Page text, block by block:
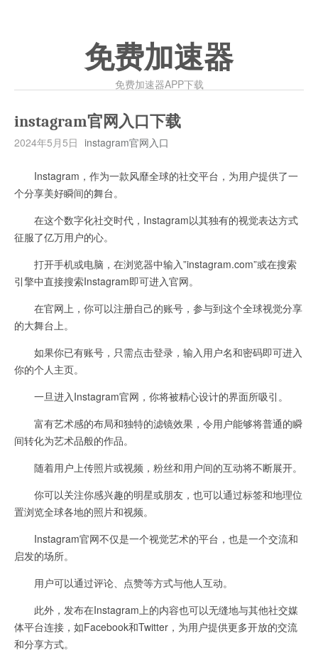
免费加速器
免费加速器APP下载
instagram官网入口下载
2024年5月5日 instagram官网入口
Instagram，作为一款风靡全球的社交平台，为用户提供了一
个分享美好瞬间的舞台。
在这个数字化社交时代，Instagram以其独有的视觉表达方式
征服了亿万用户的心。
打开手机或电脑，在浏览器中输入”instagram.com”或在搜索
引擎中直接搜索Instagram即可进入官网。
在官网上，你可以注册自己的账号，参与到这个全球视觉分享
的大舞台上。
如果你已有账号，只需点击登录，输入用户名和密码即可进入
你的个人主页。
一旦进入Instagram官网，你将被精心设计的界面所吸引。
富有艺术感的布局和独特的滤镜效果，令用户能够将普通的瞬
间转化为艺术品般的作品。
随着用户上传照片或视频，粉丝和用户间的互动将不断展开。
你可以关注你感兴趣的明星或朋友，也可以通过标签和地理位
置浏览全球各地的照片和视频。
Instagram官网不仅是一个视觉艺术的平台，也是一个交流和
启发的场所。
用户可以通过评论、点赞等方式与他人互动。
此外，发布在Instagram上的内容也可以无缝地与其他社交媒
体平台连接，如Facebook和Twitter，为用户提供更多开放的交流
和分享方式。